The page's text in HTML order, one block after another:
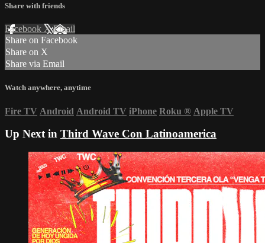
Share with friends
Facebook XEmail
Share on Facebook
Share on X
Share via Email
Watch anywhere, anytime
Fire TV Android Android TV iPhone Roku ® Apple TV
Up Next in Third Wave Con Latinoamerica